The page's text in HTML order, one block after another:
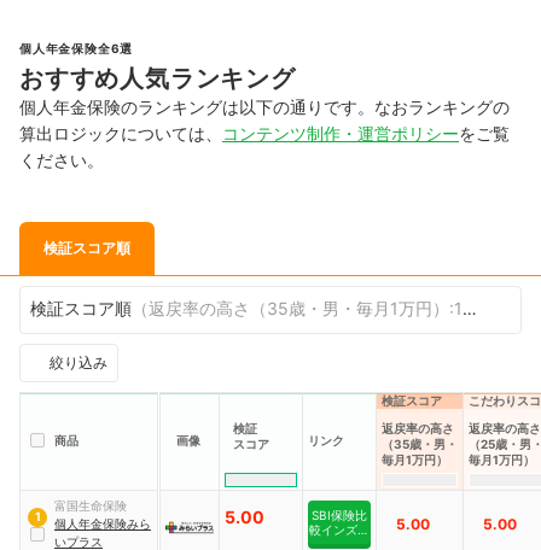
個人年金保険全6選
おすすめ人気ランキング
個人年金保険のランキングは以下の通りです。なおランキングの
算出ロジックについては、
コンテンツ制作・運営ポリシーをご覧
ください。
検証スコア順
検証スコア順 （返戻率の高さ（35歳・男・毎月1万円）:100%
絞り込み
商品 画像
検証
スコア
リンク
検証スコア
こだわりス
返戻率の高さ
（35歳・男・
毎月1万円）
返戻率の高さ
（25歳・男
毎月1万円）
1
富国生命保険
個人年金保険みら
いプラス
5.00
SBI保険比
較インズウ
5.00 5.00